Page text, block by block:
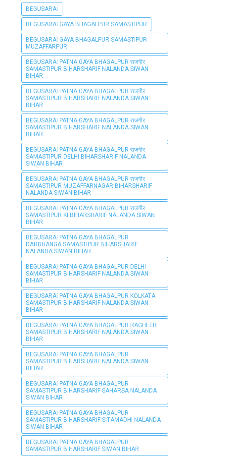
BEGUSARAI
BEGUSARAI GAYA BHAGALPUR SAMASTIPUR
BEGUSARAI GAYA BHAGALPUR SAMASTIPUR
MUZAFFARPUR
BEGUSARAI PATNA GAYA BHAGALPUR राजगीर
SAMASTIPUR BIHARSHARIF NALANDA SIWAN
BIHAR
BEGUSARAI PATNA GAYA BHAGALPUR राजगीर
SAMASTIPUR BIHARSHARIF NALANDA SIWAN
BIHAR
BEGUSARAI PATNA GAYA BHAGALPUR राजगीर
SAMASTIPUR BIHARSHARIF NALANDA SIWAN
BIHAR
BEGUSARAI PATNA GAYA BHAGALPUR राजगीर
SAMASTIPUR DELHI BIHARSHARIF NALANDA
SIWAN BIHAR
BEGUSARAI PATNA GAYA BHAGALPUR राजगीर
SAMASTIPUR MUZAFFARNAGAR BIHARSHARIF
NALANDA SIWAN BIHAR
BEGUSARAI PATNA GAYA BHAGALPUR राजगीर
SAMASTIPUR KI BIHARSHARIF NALANDA SIWAN
BIHAR
BEGUSARAI PATNA GAYA BHAGALPUR
DARBHANGA SAMASTIPUR BIHARSHARIF
NALANDA SIWAN BIHAR
BEGUSARAI PATNA GAYA BHAGALPUR DELHI
SAMASTIPUR BIHARSHARIF NALANDA SIWAN
BIHAR
BEGUSARAI PATNA GAYA BHAGALPUR KOLKATA
SAMASTIPUR BIHARSHARIF NALANDA SIWAN
BIHAR
BEGUSARAI PATNA GAYA BHAGALPUR RAGHEER
SAMASTIPUR BIHARSHARIF NALANDA SIWAN
BIHAR
BEGUSARAI PATNA GAYA BHAGALPUR
SAMASTIPUR BIHARSHARIF NALANDA SIWAN
BIHAR
BEGUSARAI PATNA GAYA BHAGALPUR
SAMASTIPUR BIHARSHARIF SAHARSA NALANDA
SIWAN BIHAR
BEGUSARAI PATNA GAYA BHAGALPUR
SAMASTIPUR BIHARSHARIF SITAMADHI NALANDA
SIWAN BIHAR
BEGUSARAI PATNA GAYA BHAGALPUR
SAMASTIPUR BIHARSHARIF SIWAN BIHAR